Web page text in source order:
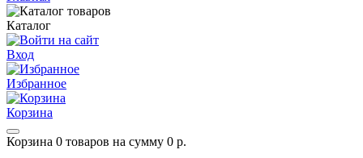
Каталог
Вход
Избранное
Корзина
Корзина 0 товаров на сумму 0 р.